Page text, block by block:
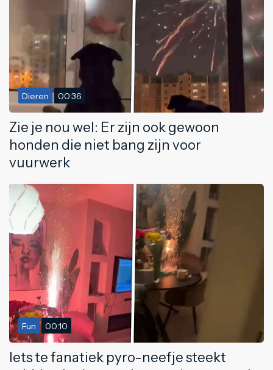
Dieren 00:36
Zie je nou wel: Er zijn ook gewoon
honden die niet bang zijn voor
vuurwerk
Fun 00:10
Iets te fanatiek pyro-neefje steekt